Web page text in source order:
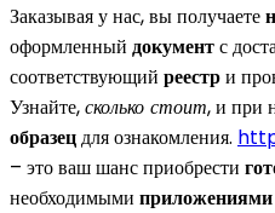
Заказывая у нас, вы получаете
оформленный документс
соответствующий реестри
Узнайте,сколько стоит, и при
образецдля ознакомления.
– это ваш шанс приобрести
необходимыми приложениями